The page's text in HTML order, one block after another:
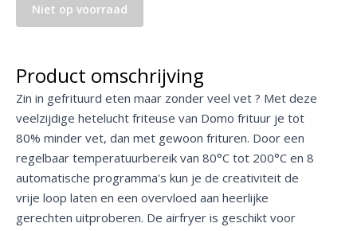
Niet op voorraad
Product omschrijving
Zin in gefrituurd eten maar zonder veel vet ? Met deze
veelzijdige hetelucht friteuse van Domo frituur je tot
80% minder vet, dan met gewoon frituren. Door een
regelbaar temperatuurbereik van 80°C tot 200°C en 8
automatische programma's kun je de creativiteit de
vrije loop laten en een overvloed aan heerlijke
gerechten uitproberen. De airfryer is geschikt voor